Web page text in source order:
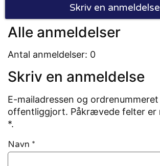
Skriv en anmeldelse
Alle anmeldelser
Antal anmeldelser: 0
Skriv en anmeldelse
E-mailadressen og
offentliggjort. Påkrævede felter er
*.
Navn *